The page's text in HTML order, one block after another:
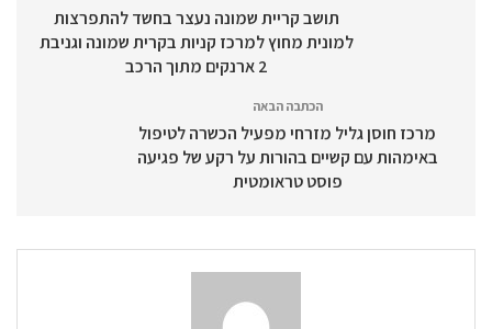
תושב קריית שמונה נעצר בחשד להתפרצות
למונית מחוץ למרכז קניות בקרית שמונה וגניבת
2 ארנקים מתוך הרכב
הכתבה הבאה
מרכז חוסן גליל מזרחי מפעיל הכשרה לטיפול
באימהות עם קשיים בהורות על רקע של פגיעה
פוסט טראומטית